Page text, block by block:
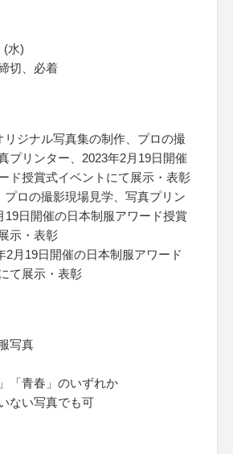
(水)
切、必着
ジナル写真集の制作、プロの撮
プリンター、2023年2月19日開催
ド授賞式イベントにて展示・表彰
ロの撮影現場見学、写真プリン
19日開催の日本制服アワード授賞
示・表彰
2月19日開催の日本制服アワード
て展示・表彰
写真
「青春」のいずれか
ない写真でも可